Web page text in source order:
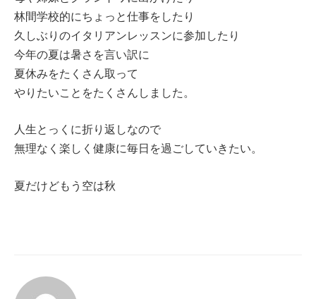
林間学校的にちょっと仕事をしたり
久しぶりのイタリアンレッスンに参加したり
今年の夏は暑さを言い訳に
夏休みをたくさん取って
やりたいことをたくさんしました。
人生とっくに折り返しなので
無理なく楽しく健康に毎日を過ごしていきたい。
夏だけどもう空は秋